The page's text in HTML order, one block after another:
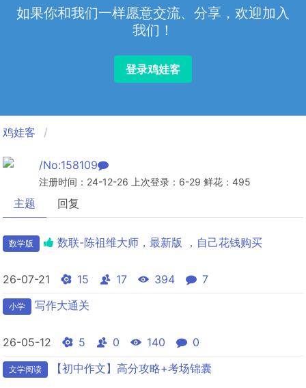
如果你和我们一样愿意交流、分享，欢迎加入
我们！
登录鸡娃客
鸡娃客
/No:158109
注册时间：24-12-26 上次登录：6-29 鲜花：495
主题 回复
数学版 数联-陈祖维大师，最新版 ，自己花钱购买
26-07-21 15 17 394 7
小学 写作大通关
26-05-12 5 0 140 0
文学阅读 【初中作文】高分攻略+考场锦囊